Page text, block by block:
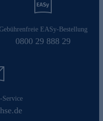
EASy-Bestellung
0800 29 888 29